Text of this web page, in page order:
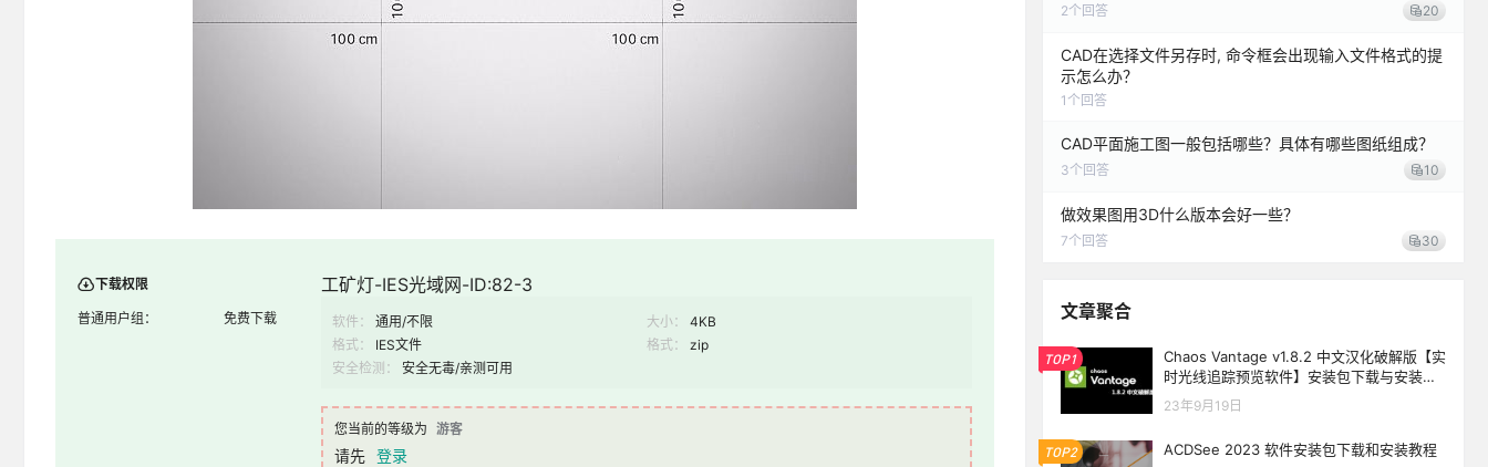
下载权限
普通用户组： 免费下载
工矿灯-IES光域网-ID:82-3
软件： 通用/不限 大小：
4KB
格式：
IES文件 格式：
zip
安全检测：
安全无毒/亲测可用
您当前的等级为 游客
请先 登录
2个回答 20
CAD在选择文件另存时, 命令框会出现输入文件格式的提
示怎么办？
1 个回答
CAD平面施工图一般包括哪些？具体有哪些图纸组成？
3个回答 10
做效果图用3D什么版本会好一些？
7个回答 30
文章聚合
TOP1
Chaos Vantage v1.8.2 中文汉化破解版【实
时光线追踪预览软件】安装包下载与安装教
23年9月19日
TOP2 ACDSee 2023 软件安装包下载和安装教程